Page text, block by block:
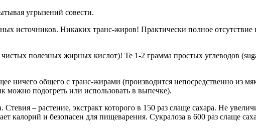
угрызений совести.
источников. Никаких транс-жиров! Практически полное
полезных жирных кислот)! Те 1-2 грамма простых углеводов
ничего общего с транс-жирами (производится непосредственно из
можно подогреть или использовать в выпечке).
– растение, экстракт которого в 150 раз слаще сахара. Не
калорий и безопасен для пищеварения. Сукралоза в 600 раз слаще